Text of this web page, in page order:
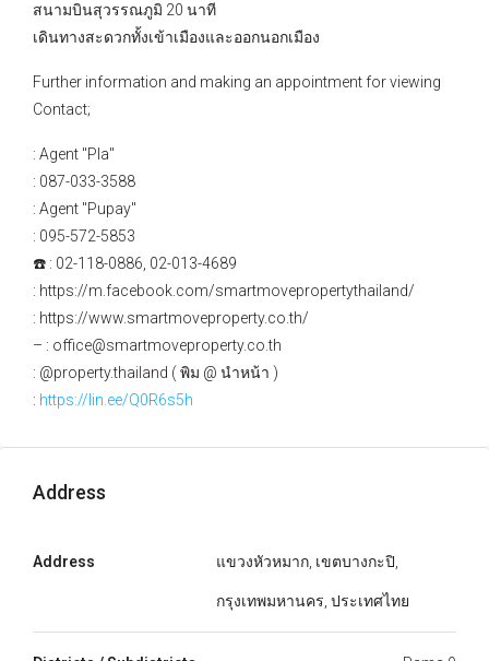
สนามบินสุวรรณภูมิ 20 นาที
เดินทางสะดวกทั้งเข้าเมืองและออกนอกเมือง
Further information and making an appointment for viewing
Contact;
: Agent "Pla"
: 087-033-3588
: Agent "Pupay"
: 095-572-5853
☎️ : 02-118-0886, 02-013-4689
: https://m.facebook.com/smartmovepropertythailand/
: https://www.smartmoveproperty.co.th/
– : office@smartmoveproperty.co.th
: @property.thailand ( พิม @ นำหน้า )
: https://lin.ee/Q0R6s5h
Address
Address แขวงหัวหมาก, เขตบางกะปิ,
กรุงเทพมหานคร, ประเทศไทย